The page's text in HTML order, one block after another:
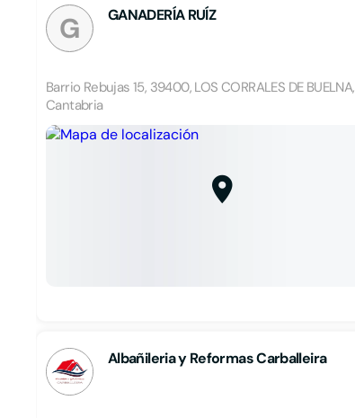
G GANADERÍA RUÍZ
Barrio Rebujas 15, 39400, LOS CORRALES DE BUELNA,
Cantabria
Albañileria y Reformas Carballeira